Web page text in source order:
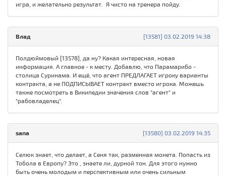
игра, и желательно результат. Я чисто на тренера пойду.
[13581] 03.02.2019 14:38
Влад
Полдюймовый [13578], да ну? Какая интересная, новая
информация. А главное - к месту. Добавлю, что Парамарибо -
столица Суринама. И ещё, что агент ПРЕДЛАГАЕТ игроку варианты
контракта, а не ПОДПИСЫВАЕТ контракт вместо игрока. Можешь
также посмотреть в Википедии значения слов "агент" и
"рабовладелец".
[13580] 03.02.2019 14:35
sana
Селюк знает, что делает, а Сеня так, разменная монета. Попасть из
Тобола в Европу? Это , знаете ли, дурной тон. Для этого нужно
быть очень молодым и перспективным или очень сильным